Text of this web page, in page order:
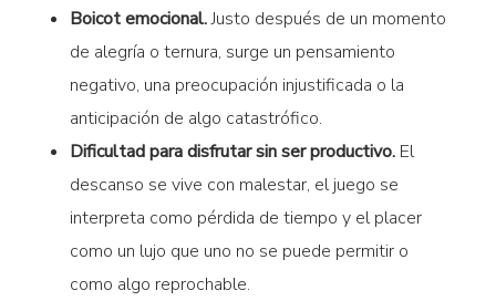
Boicot emocional.Justo después de un momento
de alegría o ternura, surge un pensamiento
negativo, una preocupación injustificada o la
anticipación de algo catastrófico.
Dificultad para disfrutar sin ser productivo.El
descanso se vive con malestar, el juego se
interpreta como pérdida de tiempo y el placer
como un lujo que uno no se puede permitir o
como algo reprochable.